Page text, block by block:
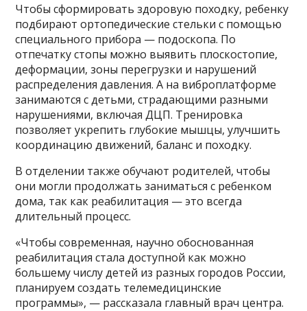
Чтобы сформировать здоровую походку, ребенку
подбирают ортопедические стельки с помощью
специального прибора — подоскопа. По
отпечатку стопы можно выявить плоскостопие,
деформации, зоны перегрузки и нарушений
распределения давления. А на виброплатформе
занимаются с детьми, страдающими разными
нарушениями, включая ДЦП. Тренировка
позволяет укрепить глубокие мышцы, улучшить
координацию движений, баланс и походку.
В отделении также обучают родителей, чтобы
они могли продолжать заниматься с ребенком
дома, так как реабилитация — это всегда
длительный процесс.
«Чтобы современная, научно обоснованная
реабилитация стала доступной как можно
большему числу детей из разных городов России,
планируем создать телемедицинские
программы», — рассказала главный врач центра.